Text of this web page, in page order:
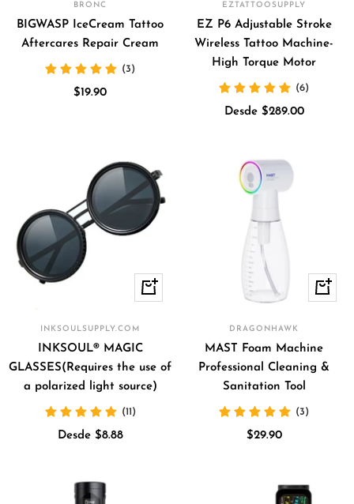
BRONC
BIGWASP IceCream Tattoo
Aftercares Repair Cream
(3)
Precio
$19.90
EZTATTOOSUPPLY
EZ P6 Adjustable Stroke
Wireless Tattoo Machine-
High Torque Motor
(6)
Precio
Desde $289.00
Vista
INKSOULSUPPLY.COM
INKSOUL® MAGIC
GLASSES(Requires the use of
a polarized light source)
(11)
Precio
Desde $8.88
+
DRAGONHAWK
MAST Foam Machine
Professional Cleaning &
Sanitation Tool
(3)
Precio
$29.90